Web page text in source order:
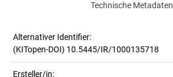
Technische Metadaten
Alternativer Identifier:
(KITopen-DOI) 10.5445/IR/1000135718
Ersteller/in: